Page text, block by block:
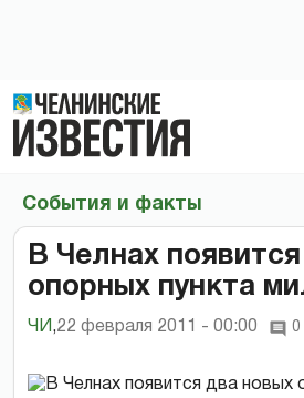
События и факты
В Челнах
опорных пункта
ЧИ ,22 февраля 2011 - 00:00 0